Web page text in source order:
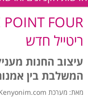
ריטייל חדש
עיצוב החנות
המשלבת בין
מאת: מערכת Kenyonim.com | פורסם: 30/8/2022